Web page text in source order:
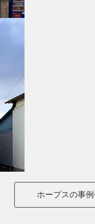
ホープスの事